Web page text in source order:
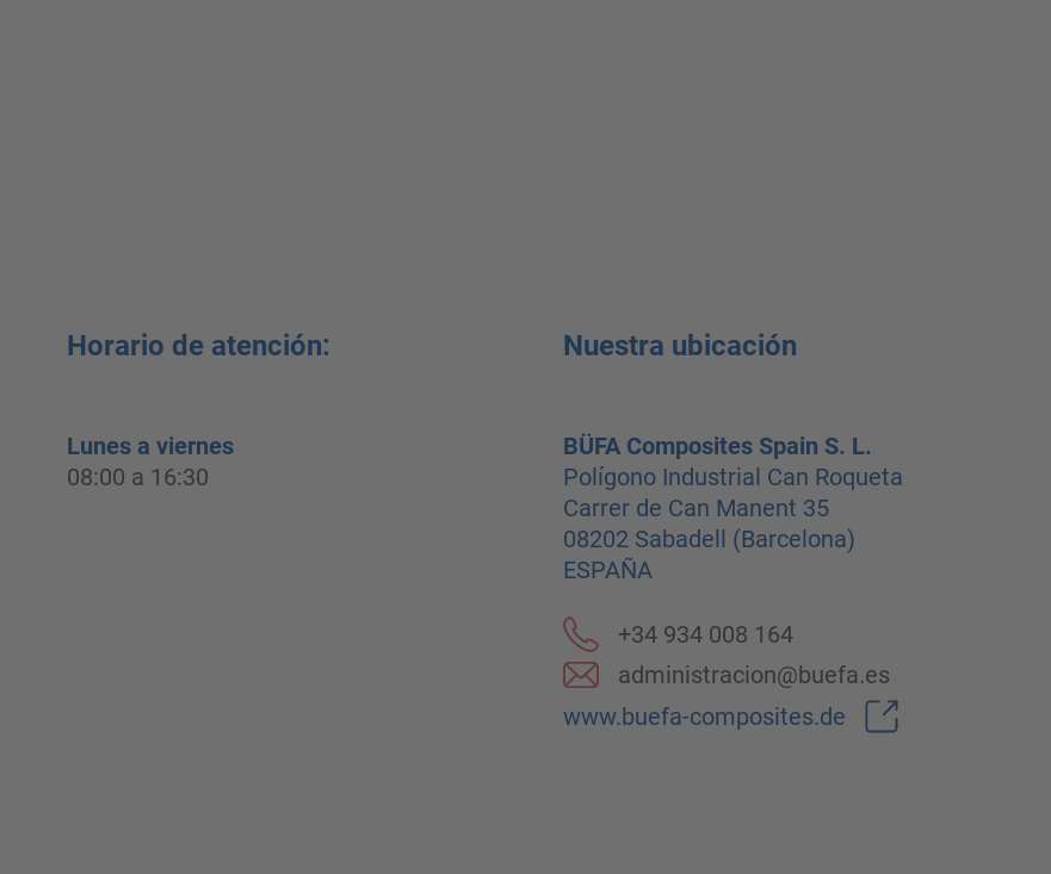
Horario de atención:
Lunes a viernes
08:00 a 16:30
Nuestra ubicación
BÜFA Composites Spain S. L.
Polígono Industrial Can Roqueta
Carrer de Can Manent 35
08202 Sabadell (Barcelona)
ESPAÑA
+34 934 008 164
administracion@buefa.es
www.buefa-composites.de